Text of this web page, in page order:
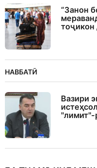
“Занон
тоҷикон
НАВБАТӢ
Вазири
"лимит"-